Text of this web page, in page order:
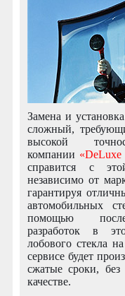
Замена и
сложный,
высокой
компании «DeLuxe
справится с
независимо от
гарантируя
автомобильных
помощью
разработок в
лобового стекла
сервисе будет
сжатые сроки,
качестве.